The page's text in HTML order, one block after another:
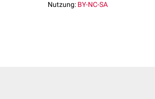
Nutzung: BY-NC-SA